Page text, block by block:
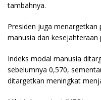
tambahnya.
Presiden juga menargetkan
manusia dan kesejahteraan
Indeks modal manusia
sebelumnya 0,570,
ditargetkan meningkat